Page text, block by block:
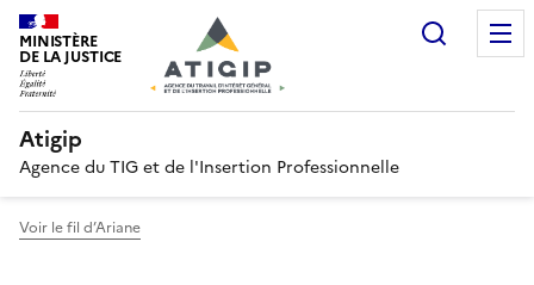
MINISTÈRE
DE LA JUSTICE
Atigip
Agence du TIG et de l'Insertion Professionnelle
Voir le fil d’Ariane